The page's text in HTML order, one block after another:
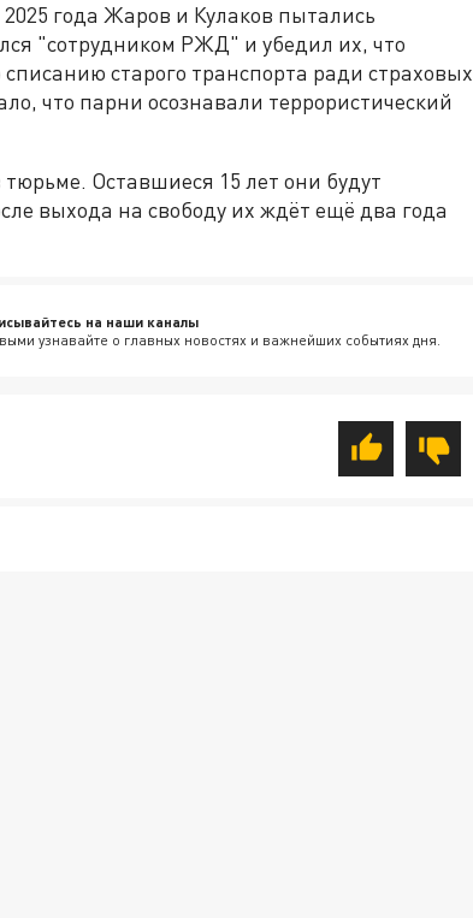
года Жаров и Кулаков пытались
"сотрудником РЖД" и убедил их, что
старого транспорта ради страховых
что парни осознавали террористический
Оставшиеся 15 лет они будут
выхода на свободу их ждёт ещё два года
на наши каналы
узнавайте о главных новостях и важнейших событиях дня.